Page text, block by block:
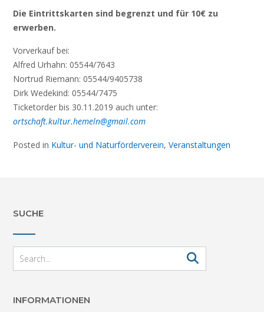
Die Eintrittskarten sind begrenzt und für 10€ zu
erwerben.
Vorverkauf bei:
Alfred Urhahn: 05544/7643
Nortrud Riemann: 05544/9405738
Dirk Wedekind: 05544/7475
Ticketorder bis 30.11.2019 auch unter:
ortschaft.kultur.hemeln@gmail.com
Posted in Kultur- und Naturförderverein, Veranstaltungen
SUCHE
INFORMATIONEN